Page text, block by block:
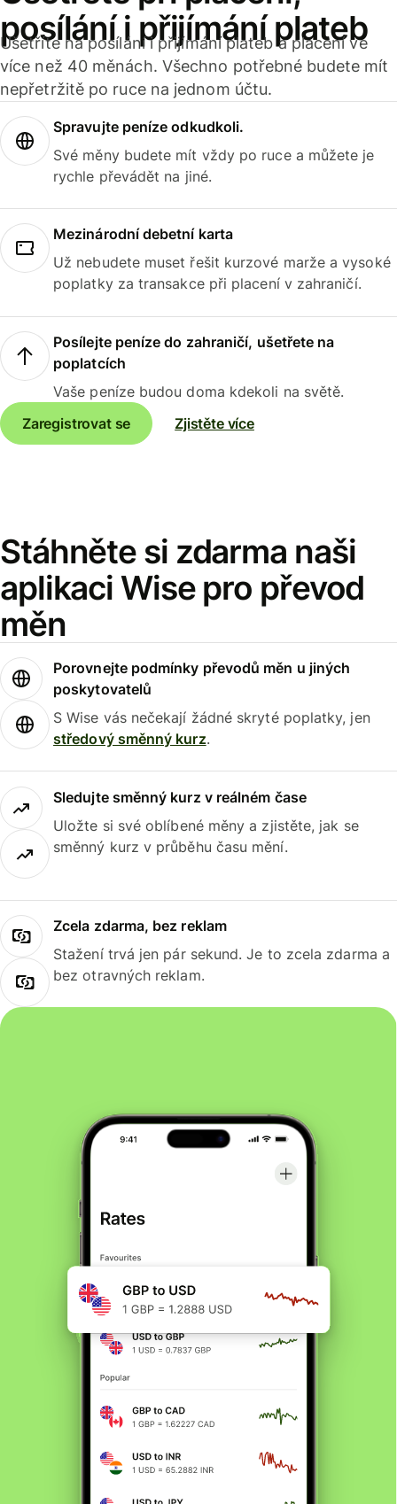
posílání i přijímání plateb
Ušetříte na posílání i přijímání plateb a placení ve
více než 40 měnách. Všechno potřebné budete mít
nepřetržitě po ruce na jednom účtu.
Spravujte peníze odkudkoli.
Své měny budete mít vždy po ruce a můžete je
rychle převádět na jiné.
Mezinárodní debetní karta
Už nebudete muset řešit kurzové marže a vysoké
poplatky za transakce při placení v zahraničí.
Posílejte peníze do zahraničí, ušetřete na
poplatcích
Vaše peníze budou doma kdekoli na světě.
Zaregistrovat se
Zjistěte více
Stáhněte si zdarma naši
aplikaci Wise pro převod
měn
Porovnejte podmínky převodů měn u jiných
poskytovatelů
S Wise vás nečekají žádné skryté poplatky, jen
středový směnný kurz.
Sledujte směnný kurz v reálném čase
Uložte si své oblíbené měny a zjistěte, jak se
směnný kurz v průběhu času mění.
Zcela zdarma, bez reklam
Stažení trvá jen pár sekund. Je to zcela zdarma a
bez otravných reklam.